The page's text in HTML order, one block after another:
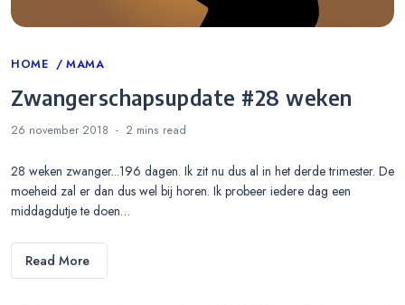
Categories
HOME MAMA
Zwangerschapsupdate #28 weken
26 november 2018 2 mins read
28 weken zwanger...196 dagen. Ik zit nu dus al in het derde trimester. De
moeheid zal er dan dus wel bij horen. Ik probeer iedere dag een
middagdutje te doen…
Read More